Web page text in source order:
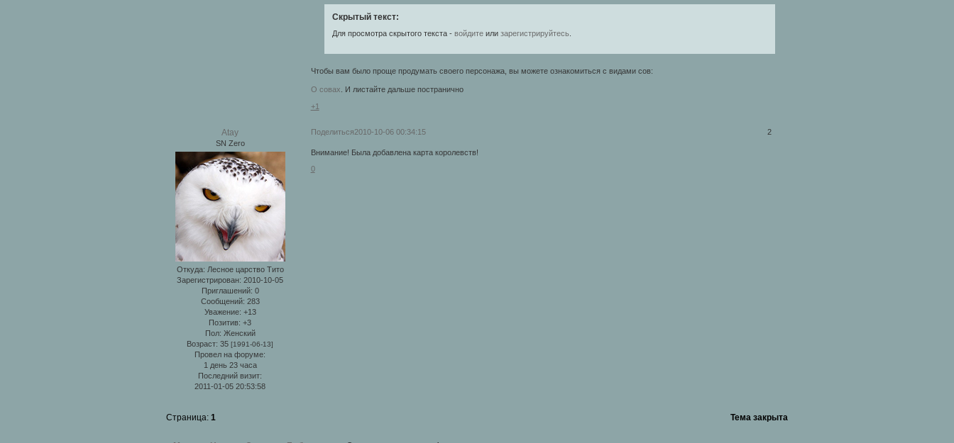
Скрытый текст:
Для просмотра скрытого текста - войдитеили зарегистрируйтесь.
Чтобы вам было проще продумать своего персонажа, вы можете ознакомиться с видами сов:
О совах . И листайте дальше постранично
+1
Поделиться 2
2010-10-06 00:34:15
Atay
SN Zero
Откуда: Лесное царство Тито
Зарегистрирован: 2010-10-05
Приглашений: 0
Сообщений: 283
Уважение: +13
Позитив: +3
Пол: Женский
Возраст: 35[1991-06-13]
Провел на форуме:
1 день 23 часа
Последний визит:
2011-01-05 20:53:58
Внимание! Была добавлена карта королевств!
0
Тема закрыта
Страница: 1